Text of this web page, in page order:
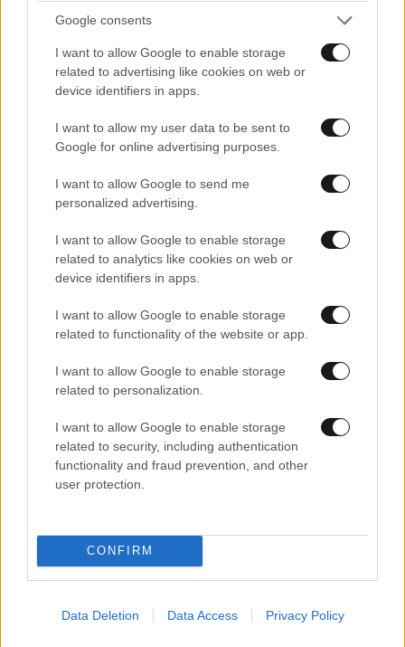
Google consents
I want to allow Google to enable storage
related to advertising like cookies on web or
device identifiers in apps.
I want to allow my user data to be sent to
Google for online advertising purposes.
I want to allow Google to send me
personalized advertising.
I want to allow Google to enable storage
related to analytics like cookies on web or
device identifiers in apps.
I want to allow Google to enable storage
related to functionality of the website or app.
I want to allow Google to enable storage
related to personalization.
I want to allow Google to enable storage
related to security, including authentication
functionality and fraud prevention, and other
user protection.
CONFIRM
Data Deletion Data Access Privacy Policy
Xαρακτήρες: 0/1000
TRENDING
10·08·2026 00:07
πέντε θαλασσών»